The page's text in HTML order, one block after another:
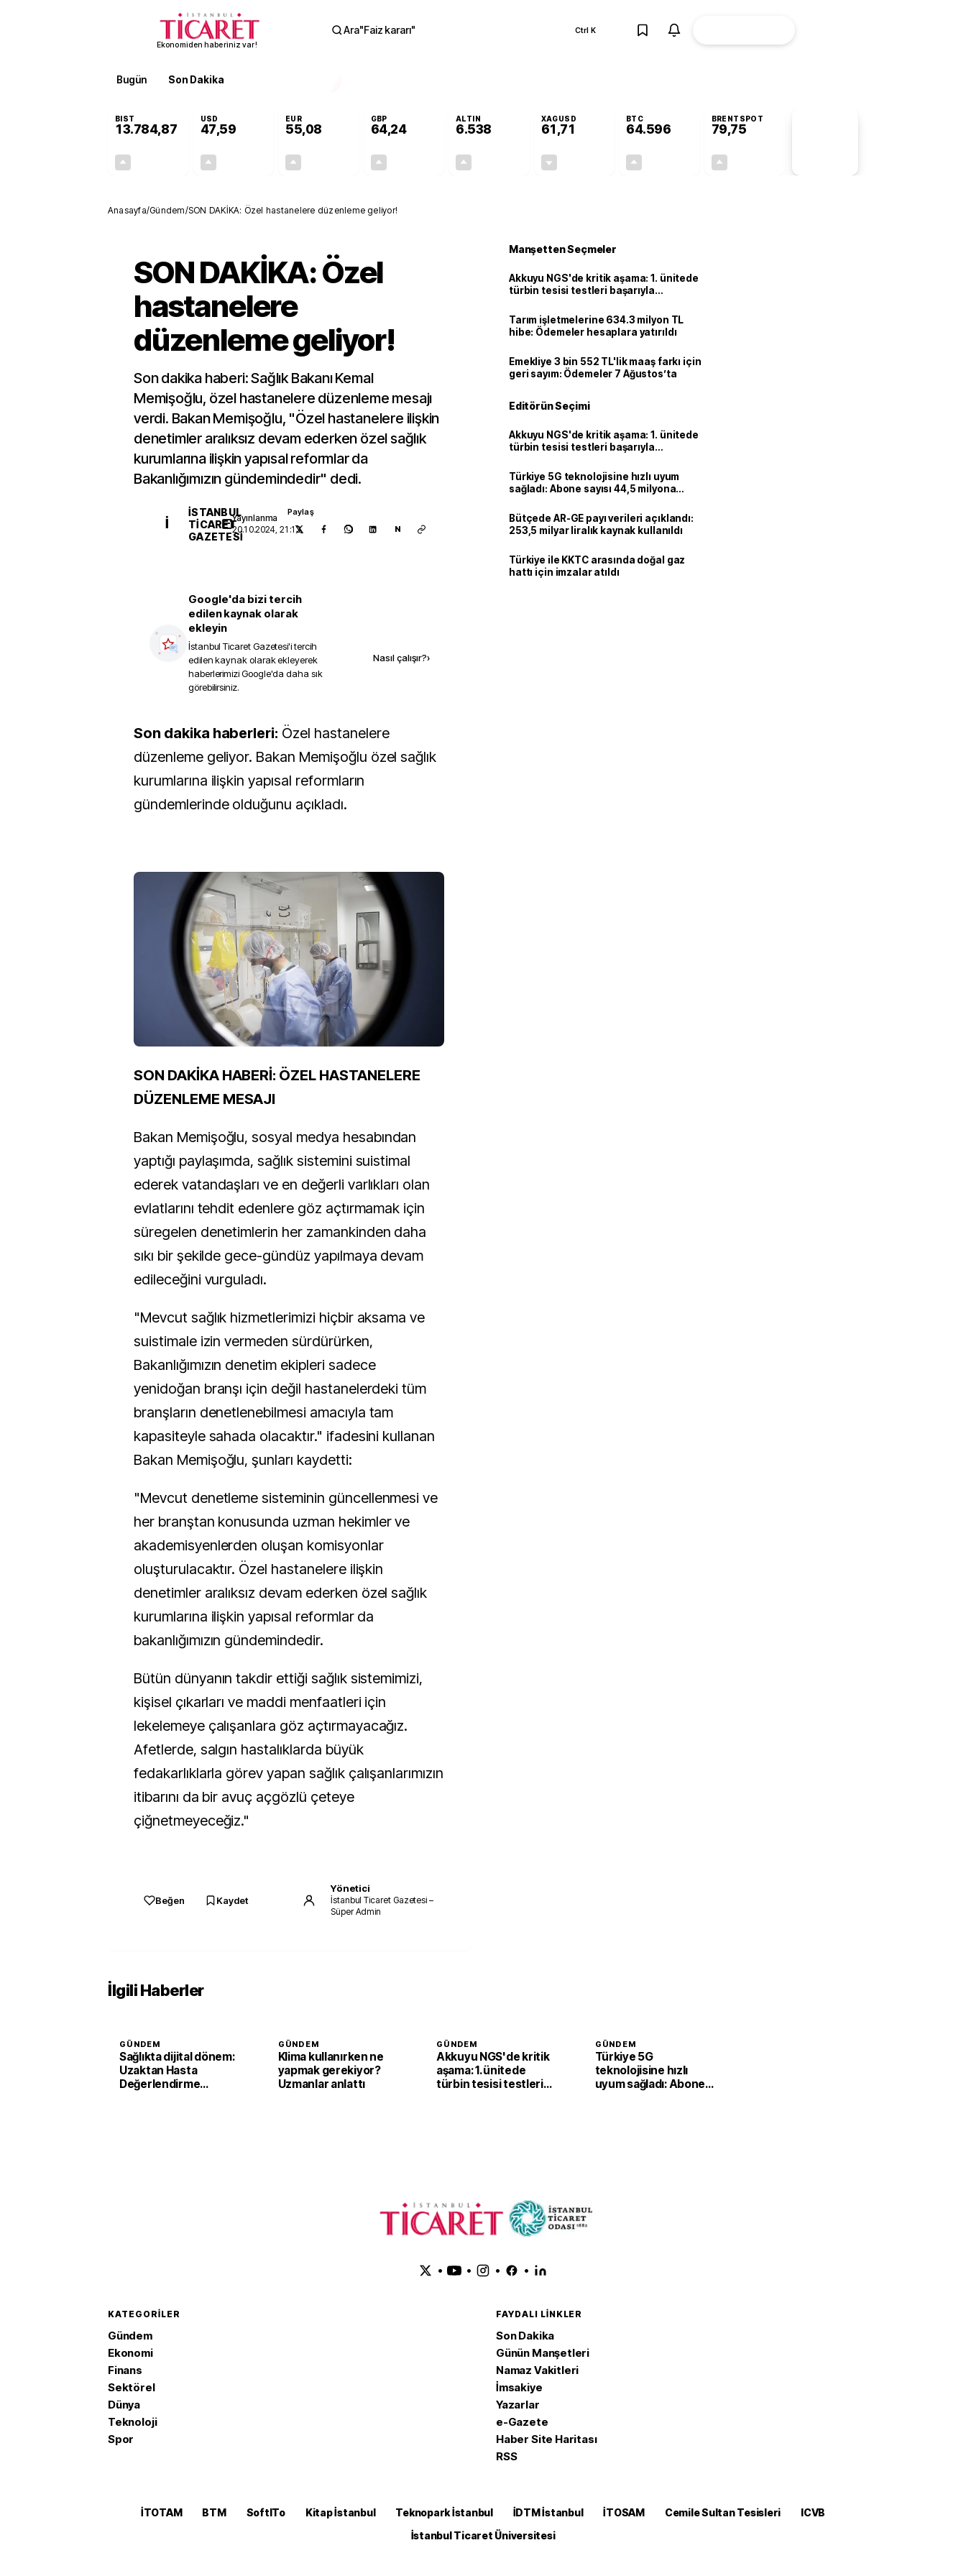
Ekonomiden haberiniz var!
Ara"Faiz kararı" Ctrl K
Bugün Son Dakika
BIST
13.784,87
USD
47,59
EUR
55,08
GBP
64,24
ALTIN
6.538
XAGUSD
61,71
BTC
64.596
BRENTSPOT
79,75
Anasayfa/Gündem/SON DAKİKA: Özel hastanelere düzenleme geliyor!
SON DAKİKA: Özel
hastanelere
düzenleme geliyor!
Son dakika haberi: Sağlık Bakanı Kemal
Memişoğlu, özel hastanelere düzenleme mesajı
verdi. Bakan Memişoğlu, "Özel hastanelere ilişkin
denetimler aralıksız devam ederken özel sağlık
kurumlarına ilişkin yapısal reformlar da
Bakanlığımızın gündemindedir" dedi.
İ
İSTANBUL
TICARET
GAZETESI
Yayınlanma
20.10.2024, 21:13
Paylaş
N
Google'da bizi tercih
edilen kaynak olarak
ekleyin
İstanbul Ticaret Gazetesi'i tercih
edilen kaynak olarak ekleyerek
haberlerimizi Google'da daha sık
görebilirsiniz.
Nasıl çalışır?›
Son dakika haberleri: Özel hastanelere
düzenleme geliyor. Bakan Memişoğlu özel sağlık
kurumlarına ilişkin yapısal reformların
gündemlerinde olduğunu açıkladı.
SON DAKİKA HABERİ: ÖZEL HASTANELERE
DÜZENLEME MESAJI
Bakan Memişoğlu, sosyal medya hesabından
yaptığı paylaşımda, sağlık sistemini suistimal
ederek vatandaşları ve en değerli varlıkları olan
evlatlarını tehdit edenlere göz açtırmamak için
süregelen denetimlerin her zamankinden daha
sıkı bir şekilde gece-gündüz yapılmaya devam
edileceğini vurguladı.
"Mevcut sağlık hizmetlerimizi hiçbir aksama ve
suistimale izin vermeden sürdürürken,
Bakanlığımızın denetim ekipleri sadece
yenidoğan branşı için değil hastanelerdeki tüm
branşların denetlenebilmesi amacıyla tam
kapasiteyle sahada olacaktır." ifadesini kullanan
Bakan Memişoğlu, şunları kaydetti:
"Mevcut denetleme sisteminin güncellenmesi ve
her branştan konusunda uzman hekimler ve
akademisyenlerden oluşan komisyonlar
oluşturulacaktır. Özel hastanelere ilişkin
denetimler aralıksız devam ederken özel sağlık
kurumlarına ilişkin yapısal reformlar da
bakanlığımızın gündemindedir.
Bütün dünyanın takdir ettiği sağlık sistemimizi,
kişisel çıkarları ve maddi menfaatleri için
lekelemeye çalışanlara göz açtırmayacağız.
Afetlerde, salgın hastalıklarda büyük
fedakarlıklarla görev yapan sağlık çalışanlarımızın
itibarını da bir avuç açgözlü çeteye
çiğnetmeyeceğiz."
Beğen Kaydet
Yönetici
İstanbul Ticaret Gazetesi –
Süper Admin
Manşetten Seçmeler
Akkuyu NGS'de kritik aşama: 1. ünitede
türbin tesisi testleri başarıyla
Tarım işletmelerine 634.3 milyon TL
hibe: Ödemeler hesaplara yatırıldı
Emekliye 3 bin 552 TL'lik maaş farkı için
geri sayım: Ödemeler 7 Ağustos’ta
Editörün Seçimi
Akkuyu NGS'de kritik aşama: 1. ünitede
türbin tesisi testleri başarıyla
Türkiye 5G teknolojisine hızlı uyum
sağladı: Abone sayısı 44,5 milyona
Bütçede AR-GE payı verileri açıklandı:
253,5 milyar liralık kaynak kullanıldı
Türkiye ile KKTC arasında doğal gaz
hattı için imzalar atıldı
İlgili Haberler
GÜNDEM
Sağlıkta dijital dönem:
Uzaktan Hasta
Değerlendirme
GÜNDEM
Klima kullanırken ne
yapmak gerekiyor?
Uzmanlar anlattı
GÜNDEM
Akkuyu NGS'de kritik
aşama: 1. ünitede
türbin tesisi testleri
GÜNDEM
Türkiye 5G
teknolojisine hızlı
uyum sağladı: Abone
• • • •
KATEGORILER
Gündem
Ekonomi
Finans
Sektörel
Dünya
Teknoloji
Spor
FAYDALI LINKLER
Son Dakika
Günün Manşetleri
Namaz Vakitleri
İmsakiye
Yazarlar
e-Gazete
Haber Site Haritası
RSS
İTOTAM BTM SoftITo Kitap İstanbul Teknopark İstanbul İDTM İstanbul İTOSAM Cemile Sultan Tesisleri
ICVB
İstanbul Ticaret Üniversitesi